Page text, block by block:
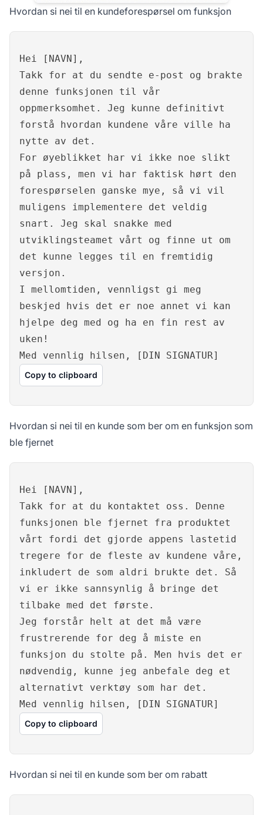
Hvordan si nei til en kundeforespørsel om funksjon
Hei [NAVN],
Takk for at du sendte e-post og brakte
denne funksjonen til vår
oppmerksomhet. Jeg kunne definitivt
forstå hvordan kundene våre ville ha
nytte av det.
For øyeblikket har vi ikke noe slikt
på plass, men vi har faktisk hørt den
forespørselen ganske mye, så vi vil
muligens implementere det veldig
snart. Jeg skal snakke med
utviklingsteamet vårt og finne ut om
det kunne legges til en fremtidig
versjon.
I mellomtiden, vennligst gi meg
beskjed hvis det er noe annet vi kan
hjelpe deg med og ha en fin rest av
uken!
Med vennlig hilsen, [DIN SIGNATUR]
Copy to clipboard
Hvordan si nei til en kunde som ber om en funksjon som
ble fjernet
Hei [NAVN],
Takk for at du kontaktet oss. Denne
funksjonen ble fjernet fra produktet
vårt fordi det gjorde appens lastetid
tregere for de fleste av kundene våre,
inkludert de som aldri brukte det. Så
vi er ikke sannsynlig å bringe det
tilbake med det første.
Jeg forstår helt at det må være
frustrerende for deg å miste en
funksjon du stolte på. Men hvis det er
nødvendig, kunne jeg anbefale deg et
alternativt verktøy som har det.
Med vennlig hilsen, [DIN SIGNATUR]
Copy to clipboard
Hvordan si nei til en kunde som ber om rabatt